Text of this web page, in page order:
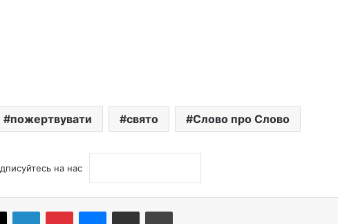
пожертвувати свято Слово про Слово
на нас
Поділитися електронною поштою